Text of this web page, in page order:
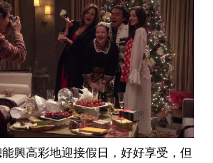
興高彩地迎接假日，好好享受，但